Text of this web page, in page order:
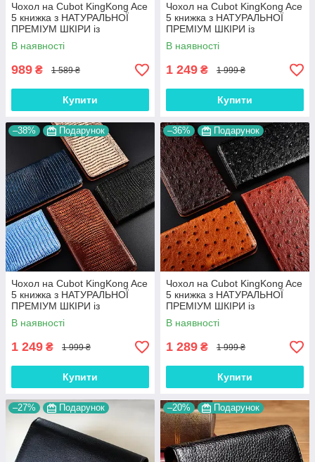
Чохол на Cubot KingKong Ace
5 книжка з НАТУРАЛЬНОЇ
ПРЕМІУМ ШКІРИ із
підставкою протиударний
магнітний "CROCODILE"
В наявності
989 ₴ 1 589 ₴
Купити
Чохол на Cubot KingKong Ace
5 книжка з НАТУРАЛЬНОЇ
ПРЕМІУМ ШКІРИ із
підставкою протиударний
магнітний "PYTHON"
В наявності
1 249 ₴ 1 999 ₴
Купити
–38% Подарунок
Чохол на Cubot KingKong Ace
5 книжка з НАТУРАЛЬНОЇ
ПРЕМІУМ ШКІРИ із
підставкою протиударний
магнітний "VARAN"
В наявності
1 249 ₴ 1 999 ₴
Купити
–36% Подарунок
Чохол на Cubot KingKong Ace
5 книжка з НАТУРАЛЬНОЇ
ПРЕМІУМ ШКІРИ із
підставкою протиударний
магнітний "OSTRICH"
В наявності
1 289 ₴ 1 999 ₴
Купити
–27% Подарунок –20% Подарунок